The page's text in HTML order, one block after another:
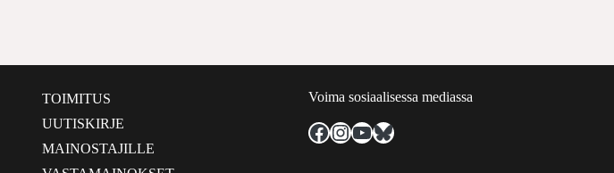
TOIMITUS
UUTISKIRJE
MAINOSTAJILLE
Voima sosiaalisessa mediassa
Facebook
Instagram
YouTube
Bluesky